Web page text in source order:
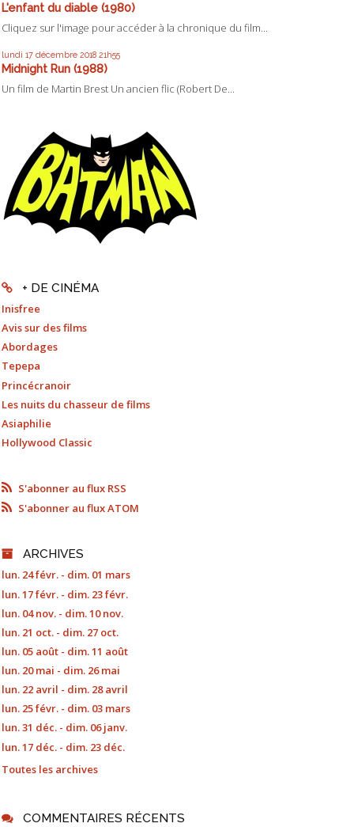
L'enfant du diable (1980)
Cliquez sur l'image pour accéder à la chronique du film...
lundi 17 décembre 2018 21h55
Midnight Run (1988)
Un film de Martin Brest Un ancien flic (Robert De...
+ DE CINÉMA
Inisfree
Avis sur des films
Abordages
Tepepa
Princécranoir
Les nuits du chasseur de films
Asiaphilie
Hollywood Classic
S'abonner au flux RSS
S'abonner au flux ATOM
ARCHIVES
lun. 24 févr. - dim. 01 mars
lun. 17 févr. - dim. 23 févr.
lun. 04 nov. - dim. 10 nov.
lun. 21 oct. - dim. 27 oct.
lun. 05 août - dim. 11 août
lun. 20 mai - dim. 26 mai
lun. 22 avril - dim. 28 avril
lun. 25 févr. - dim. 03 mars
lun. 31 déc. - dim. 06 janv.
lun. 17 déc. - dim. 23 déc.
Toutes les archives
COMMENTAIRES RÉCENTS